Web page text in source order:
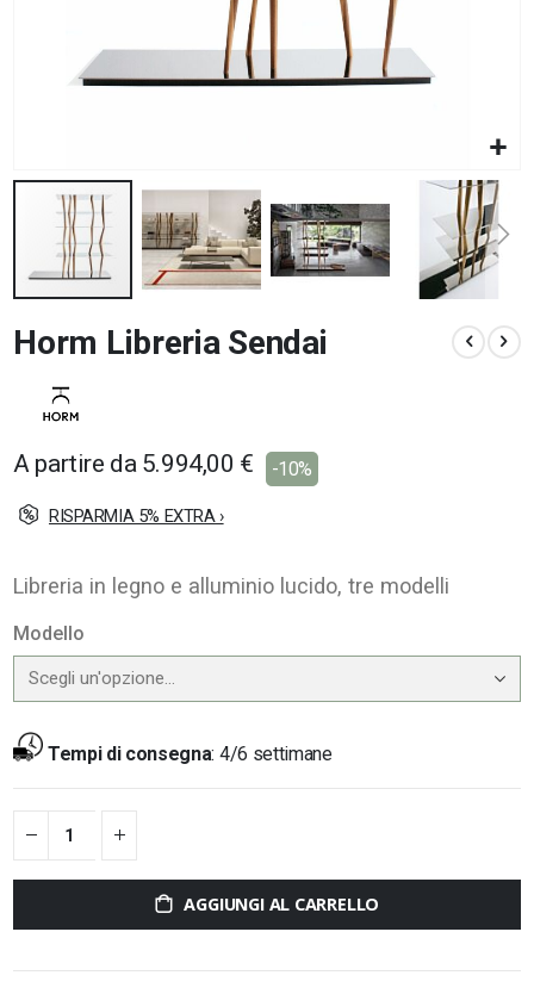
all'inizio
della
galleria
Horm Libreria Sendai
A partire da 5.994,00 € -10%
RISPARMIA 5% EXTRA ›
Libreria in legno e alluminio lucido, tre modelli
Modello
Tempi di consegna: 4/6 settimane
AGGIUNGI AL CARRELLO